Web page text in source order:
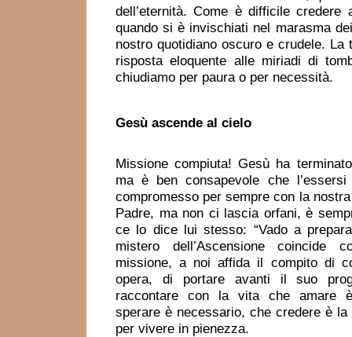
dell’eternità. Come è difficile credere
quando si è invischiati nel marasma
nostro quotidiano oscuro e crudele. La
risposta eloquente alle miriadi di
chiudiamo per paura o per necessità.
Gesù ascende al cielo
Missione compiuta! Gesù ha
ma è ben consapevole che l’essersi
compromesso per sempre con la
Padre, ma non ci lascia orfani, è
ce lo dice lui stesso: “Vado a
mistero dell’Ascensione coincide
missione, a noi affida il compito di
opera, di portare avanti il suo
raccontare con la vita che amare
sperare è necessario, che credere è la
per vivere in pienezza.